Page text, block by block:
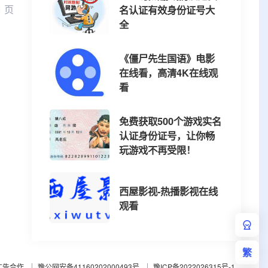
页
名认证有效身份证号大
全
《僵尸先生国语》电影
在线看，高清4K在线观
看
免费获取500个游戏实名
认证身份证号，让你畅
玩游戏不再受限！
西屋影视-热播影视在线
观看
繁